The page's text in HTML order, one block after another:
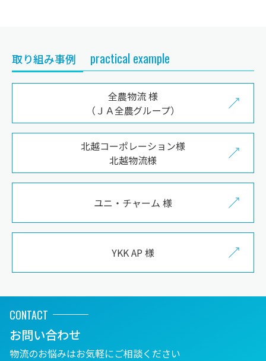
取り組み事例 practical example
全農物流 様
（ＪＡ全農グループ）
北越コーポレーション様
北越物流様
ユニ・チャーム 様
YKK AP 様
CONTACT
お問い合わせ
物流のお悩みはお気軽にご相談ください